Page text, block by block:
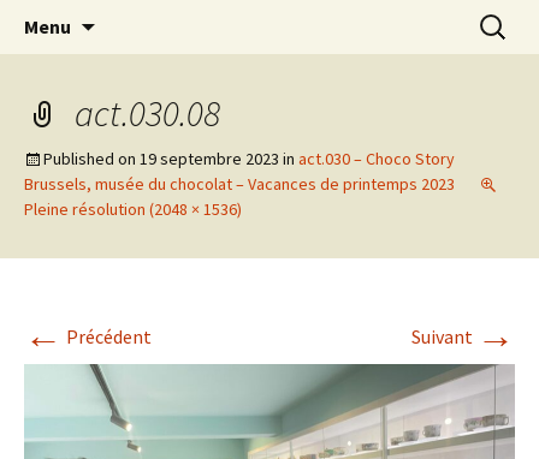
L'Oranger AMO
Actions en Milieu Ouvert
Menu
act.030.08
Published on 19 septembre 2023 in act.030 – Choco Story
Brussels, musée du chocolat – Vacances de printemps 2023
Pleine résolution (2048 × 1536)
← Précédent Suivant →